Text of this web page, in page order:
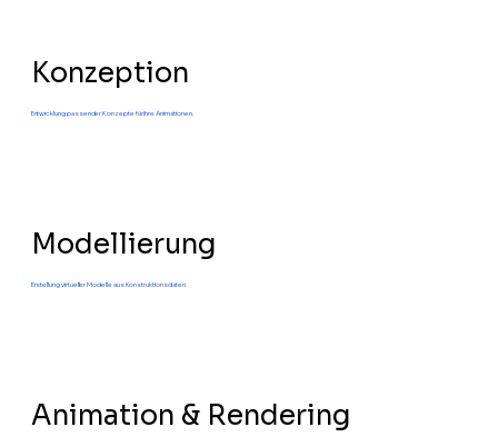
Konzeption
Entwicklung passender Konzepte für Ihre Animationen.
Modellierung
Erstellung virtueller Modelle aus Konstruktionsdaten.
Animation & Rendering